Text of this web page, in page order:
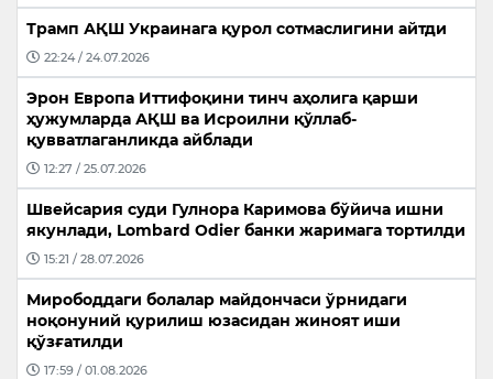
Трамп АҚШ Украинага қурол сотмаслигини айтди
22:24 / 24.07.2026
Эрон Европа Иттифоқини тинч аҳолига қарши
ҳужумларда АҚШ ва Исроилни қўллаб-
қувватлаганликда айблади
12:27 / 25.07.2026
Швейсария суди Гулнора Каримова бўйича ишни
якунлади, Lombard Odier банки жаримага тортилди
15:21 / 28.07.2026
Мирободдаги болалар майдончаси ўрнидаги
ноқонуний қурилиш юзасидан жиноят иши
қўзғатилди
17:59 / 01.08.2026